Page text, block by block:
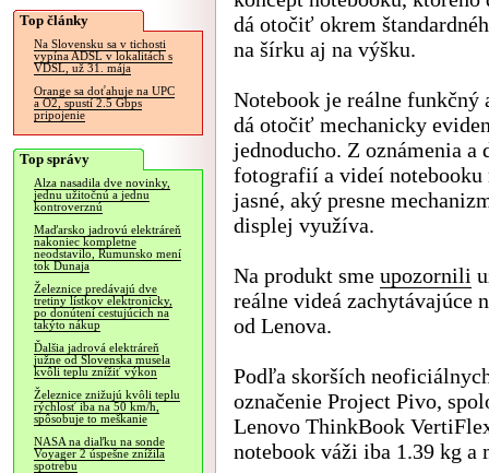
Top články
Na Slovensku sa v tichosti
vypína ADSL v lokalitách s
VDSL, už 31. mája
Orange sa doťahuje na UPC
a O2, spustí 2.5 Gbps
pripojenie
Top správy
Alza nasadila dve novinky,
jednu užitočnú a jednu
kontroverznú
Maďarsko jadrovú elektráreň
nakoniec kompletne
neodstavilo, Rumunsko mení
tok Dunaja
Železnice predávajú dve
tretiny lístkov elektronicky,
po donútení cestujúcich na
takýto nákup
Ďalšia jadrová elektráreň
južne od Slovenska musela
kvôli teplu znížiť výkon
Železnice znižujú kvôli teplu
rýchlosť iba na 50 km/h,
spôsobuje to meškanie
NASA na diaľku na sonde
Voyager 2 úspešne znížila
spotrebu
dá otočiť okrem
na šírku aj na výšku.
Notebook je reálne funkčný
dá otočiť mechanicky
jednoducho. Z oznámenia a
fotografií a videí notebooku
jasné, aký presne
displej využíva.
Na produkt sme upozornili
reálne videá zachytávajúce
od Lenova.
Podľa skorších
označenie Project Pivo,
Lenovo ThinkBook
notebook váži iba 1.39 kg a